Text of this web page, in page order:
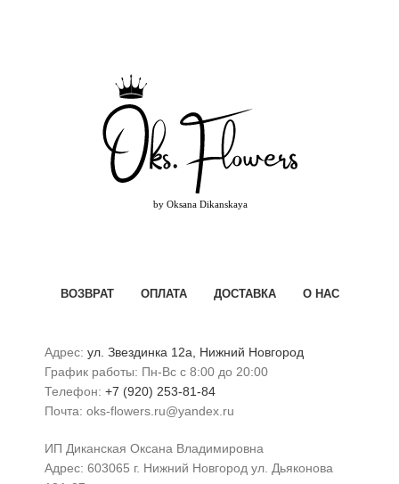
ВОЗВРАТ ОПЛАТА ДОСТАВКА О НАС
Адрес: ул. Звездинка 12а, Нижний Новгород
График работы: Пн-Вс с 8:00 до 20:00
Телефон: +7 (920) 253-81-84
Почта: oks-flowers.ru@yandex.ru
ИП Диканская Оксана Владимировна
Адрес: 603065 г. Нижний Новгород ул. Дьяконова